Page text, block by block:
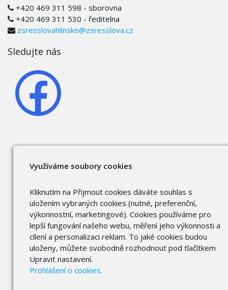
+420 469 311 598 - sborovna
+420 469 311 530 - ředitelna
zsresslovahlinsko@zsresslova.cz
Sledujte nás
Využíváme soubory cookies
Kliknutím na Přijmout cookies dáváte souhlas s
uložením vybraných cookies (nutné, preferenční,
výkonnostní, marketingové). Cookies používáme pro
lepší fungování našeho webu, měření jeho výkonnosti a
cílení a personalizaci reklam. To jaké cookies budou
uloženy, můžete svobodně rozhodnout pod tlačítkem
Upravit nastavení.
Prohlášení o cookies.